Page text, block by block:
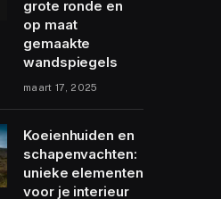
grote ronde en
op maat
gemaakte
wandspiegels
maart 17, 2025
Koeienhuiden en
schapenvachten:
unieke elementen
voor je interieur